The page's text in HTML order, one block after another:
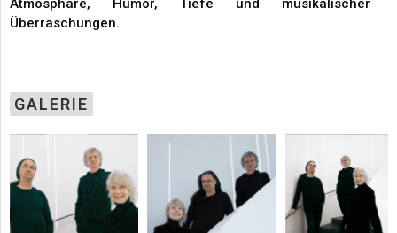
Atmosphäre, Humor, Tiefe und musikalischer
Überraschungen.
GALERIE